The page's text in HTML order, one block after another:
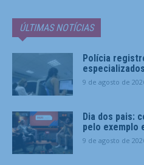
ÚLTIMAS NOTÍCIAS
Polícia
9 de agosto de
Dia dos pais:
pelo exemplo
9 de agosto de